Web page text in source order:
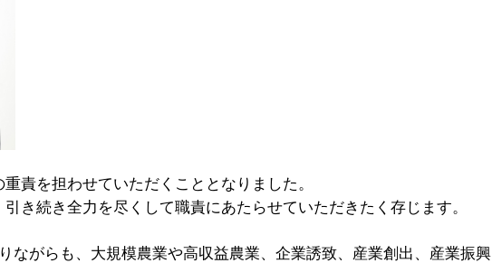
責を担わせていただくこととなりました。
き続き全力を尽くして職責にあたらせていただきたく存じます。
ながらも、大規模農業や高収益農業、企業誘致、産業創出、産業振興